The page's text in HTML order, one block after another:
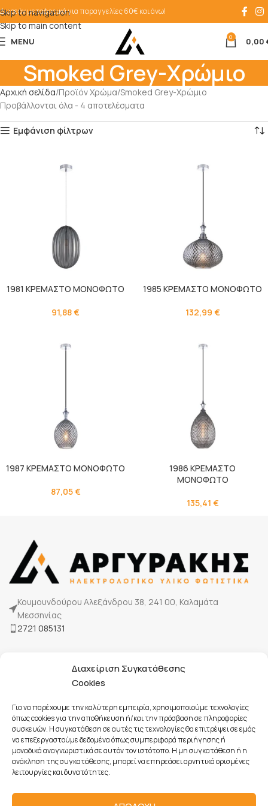
Διαχείριση Συγκατάθεσης
Cookies
Για να παρέχουμε την καλύτερη εμπειρία, χρησιμοποιούμε τεχνολογίες
όπως cookies για την αποθήκευση ή/και την πρόσβαση σε πληροφορίες
συσκευών. Η συγκατάθεση σε αυτές τις τεχνολογίες θα επιτρέψει σε εμάς
να επεξεργαστούμε δεδομένα όπως συμπεριφορά περιήγησης ή
μοναδικά αναγνωριστικά σε αυτόν τον ιστότοπο. Η μη συγκατάθεση ή η
ανάκληση της συγκατάθεσης, μπορεί να επηρεάσει αρνητικά ορισμένες
λειτουργίες και δυνατότητες.
Skip to navigation
Skip to main content
Δωρεάν μεταφορικά για παραγγελίες 60€ και άνω!
MENU 0 0,00
Smoked Grey-Χρώμιο
Αρχική σελίδα Προϊόν Χρώμα Smoked Grey-Χρώμιο
Προβάλλονται όλα - 4 αποτελέσματα
Εμφάνιση φίλτρων
1981 ΚΡΕΜΑΣΤΟ ΜΟΝΟΦΩΤΟ
91,88€
1985 ΚΡΕΜΑΣΤΟ ΜΟΝΟΦΩΤΟ
132,99 €
1987 ΚΡΕΜΑΣΤΟ ΜΟΝΟΦΩΤΟ
87,05€
1986 ΚΡΕΜΑΣΤΟ
ΜΟΝΟΦΩΤΟ
135,41 €
Κουμουνδούρου Αλεξάνδρου 38, 241 00, Καλαμάτα
Μεσσηνίας
2721 085131
Τρόποι πληρωμής
Όροι Χρήσης
Πολιτική Cookies
Προστασία Προσωπικών Δεδομένων
Πολιτική Ακυρώσεων & Επιστροφών